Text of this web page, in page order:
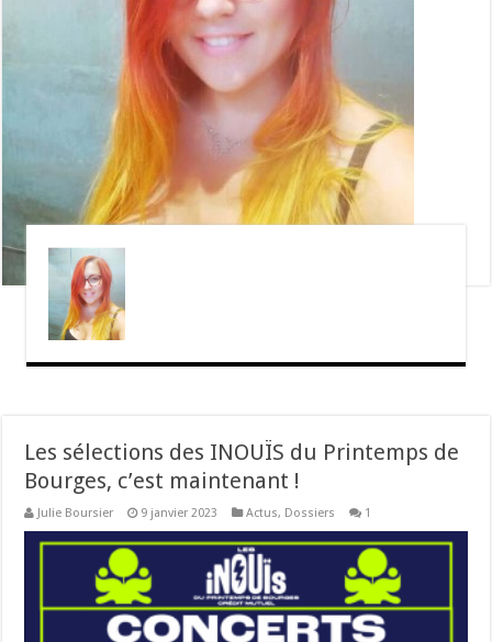
Les sélections des INOUÏS du Printemps de
Bourges, c’est maintenant !
Julie Boursier 9 janvier 2023 Actus, Dossiers 1